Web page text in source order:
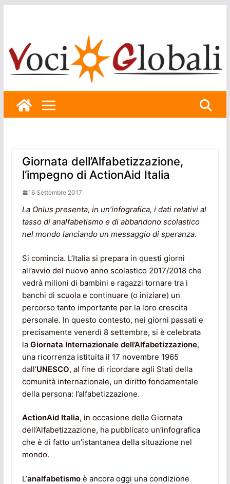
Giornata dell’Alfabetizzazione,
l’impegno di ActionAid Italia
16 Settembre 2017
La Onlus presenta, in un’infografica, i dati relativi al
tasso di analfabetismo e di abbandono scolastico
nel mondo lanciando un messaggio di speranza.
Si comincia. L’Italia si prepara in questi giorni
all’avvio del nuovo anno scolastico 2017/2018 che
vedrà milioni di bambini e ragazzi tornare tra i
banchi di scuola e continuare (o iniziare) un
percorso tanto importante per la loro crescita
personale. In questo contesto, nei giorni passati e
precisamente venerdì 8 settembre, si è celebrata
la Giornata Internazionale dell’Alfabetizzazione,
una ricorrenza istituita il 17 novembre 1965
dall’UNESCO, al fine di ricordare agli Stati della
comunità internazionale, un diritto fondamentale
della persona: l’alfabetizzazione.
ActionAid Italia, in occasione della Giornata
dell’Alfabetizzazione, ha pubblicato un’infografica
che è di fatto un’istantanea della situazione nel
mondo.
L’analfabetismoè ancora oggi una condizione